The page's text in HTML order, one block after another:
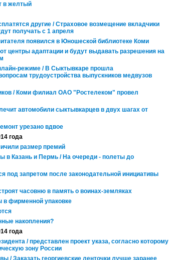
в желтый
другие / Страховое возмещение вкладчики
получать с 1 апреля
появился в Юношеской библиотеке Коми
центры адаптации и будут выдавать разрешения на
режиме / В Сыктывкаре прошла
трудоустройства выпускников медвузов
/ Коми филиал ОАО "Ростелеком" провел
автомобили сыктывкарцев в двух шагах от
урезано вдвое
года
размер премий
в Казань и Пермь / На очереди - полеты до
под запретом после законодательной инициативы
часовню в память о воинах-земляках
в фирменной упаковке
накопления?
года
/ представлен проект указа, согласно которому
зону России
/ Заказать георгиевские ленточки лучше заранее